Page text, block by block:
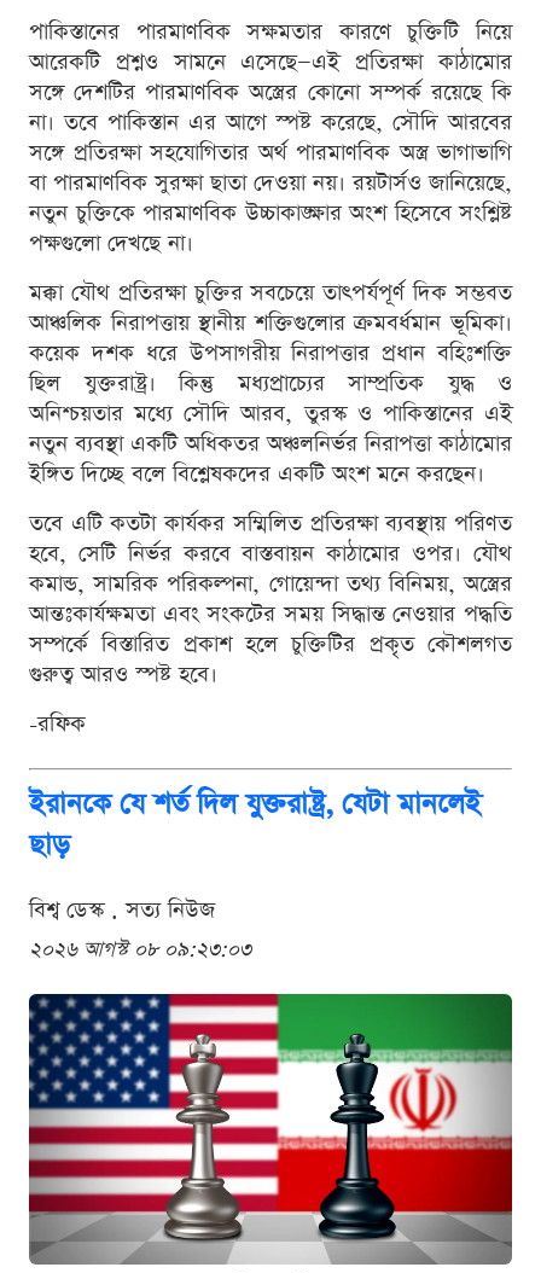
পাকিস্তানের পারমাণবিক সক্ষমতার কারণে চুক্তিটি নিয়ে
আরেকটি প্রশ্নও সামনে এসেছে—এই প্রতিরক্ষা কাঠামোর
সঙ্গে দেশটির পারমাণবিক অস্ত্রের কোনো সম্পর্ক রয়েছে কি
না। তবে পাকিস্তান এর আগে স্পষ্ট করেছে, সৌদি আরবের
সঙ্গে প্রতিরক্ষা সহযোগিতার অর্থ পারমাণবিক অস্ত্র ভাগাভাগি
বা পারমাণবিক সুরক্ষা ছাতা দেওয়া নয়। রয়টার্সও জানিয়েছে,
নতুন চুক্তিকে পারমাণবিক উচ্চাকাঙ্ক্ষার অংশ হিসেবে সংশ্লিষ্ট
পক্ষগুলো দেখছে না।
মক্কা যৌথ প্রতিরক্ষা চুক্তির সবচেয়ে তাৎপর্যপূর্ণ দিক সম্ভবত
আঞ্চলিক নিরাপত্তায় স্থানীয় শক্তিগুলোর ক্রমবর্ধমান ভূমিকা।
কয়েক দশক ধরে উপসাগরীয় নিরাপত্তার প্রধান বহিঃশক্তি
ছিল যুক্তরাষ্ট্র। কিন্তু মধ্যপ্রাচ্যের সাম্প্রতিক যুদ্ধ ও
অনিশ্চয়তার মধ্যে সৌদি আরব, তুরস্ক ও পাকিস্তানের এই
নতুন ব্যবস্থা একটি অধিকতর অঞ্চলনির্ভর নিরাপত্তা কাঠামোর
ইঙ্গিত দিচ্ছে বলে বিশ্লেষকদের একটি অংশ মনে করছেন।
তবে এটি কতটা কার্যকর সম্মিলিত প্রতিরক্ষা ব্যবস্থায় পরিণত
হবে, সেটি নির্ভর করবে বাস্তবায়ন কাঠামোর ওপর। যৌথ
কমান্ড, সামরিক পরিকল্পনা, গোয়েন্দা তথ্য বিনিময়, অস্ত্রের
আন্তঃকার্যক্ষমতা এবং সংকটের সময় সিদ্ধান্ত নেওয়ার পদ্ধতি
সম্পর্কে বিস্তারিত প্রকাশ হলে চুক্তিটির প্রকৃত কৌশলগত
গুরুত্ব আরও স্পষ্ট হবে।
-রফিক
ইরানকে যে শর্ত দিল যুক্তরাষ্ট্র, যেটা মানলেই
ছাড়
বিশ্ব ডেস্ক . সত্য নিউজ
২০২৬ আগস্ট ০৮ ০৯:২৩:০৩